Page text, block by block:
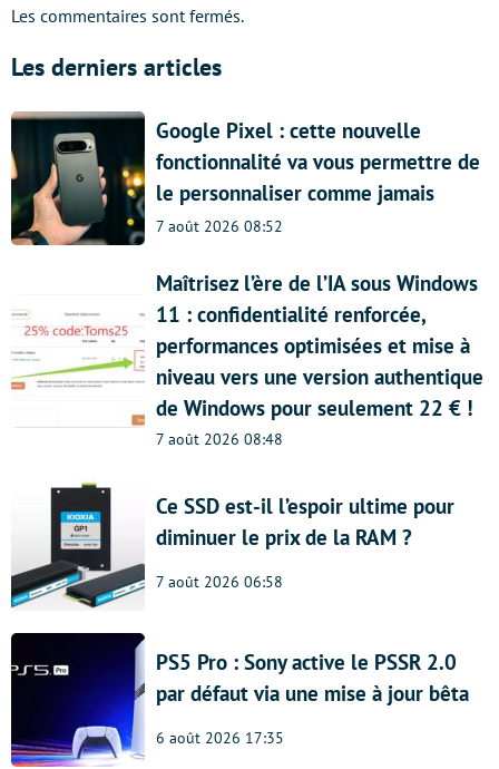
Les commentaires sont fermés.
Les derniers articles
Google Pixel : cette nouvelle
fonctionnalité va vous permettre de
le personnaliser comme jamais
7 août 2026 08:52
Maîtrisez l’ère de l’IA sous Windows
11 : confidentialité renforcée,
performances optimisées et mise à
niveau vers une version authentique
de Windows pour seulement 22 € !
7 août 2026 08:48
Ce SSD est-il l’espoir ultime pour
diminuer le prix de la RAM ?
7 août 2026 06:58
PS5 Pro : Sony active le PSSR 2.0
par défaut via une mise à jour bêta
6 août 2026 17:35